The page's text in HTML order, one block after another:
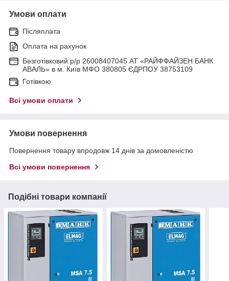
Умови оплати
Післяплата
Оплата на рахунок
Безготівковий р/р 26008407045 АТ «РАЙФФАЙЗЕН БАНК
АВАЛЬ» в м. Київ МФО 380805 ЄДРПОУ 38753109
Готівкою
Всі умови оплати
Умови повернення
Повернення товару впродовж 14 днів за домовленістю
Всі умови повернення
Подібні товари компанії